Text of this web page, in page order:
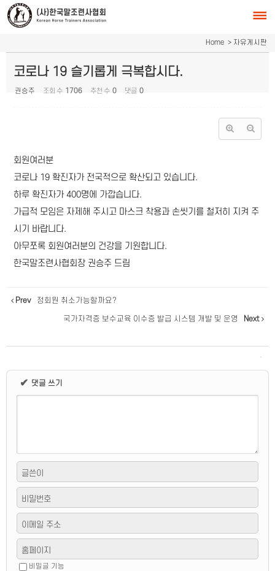
Home > 자유게시판
코로나 19 슬기롭게 극복합시다.
권승주 조회 수 1706 추천 수 0 댓글 0
회원여러분
코로나 19 확진자가 전국적으로 확산되고 있습니다.
하루 확진자가 400명에 가깝습니다.
가급적 모임은 자제해 주시고 마스크 착용과 손씻기를 철저히 지켜 주
시기 바랍니다.
아무쪼록 회원여러분의 건강을 기원합니다.
한국말조련사협회장 권승주 드림
Prev 정회원 취소가능할까요?
국가자격증 보수교육 이수증 발급 시스템 개발 및 운영 Next
✔ 댓글 쓰기
글쓴이
비밀번호
이메일 주소
홈페이지
비밀글 기능